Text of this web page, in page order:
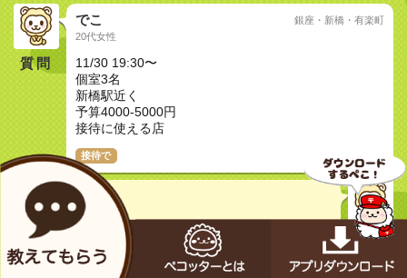
質問
でこ
20代女性
銀座・新橋・有楽町
11/30 19:30〜
個室3名
新橋駅近く
予算4000-5000円
接待に使える店
接待で
＊カイル＊
20代女性
いっ星（新橋/郷土料理） - ぐるなび
https://r.gnavi.co.jp/bs33mjh30000/